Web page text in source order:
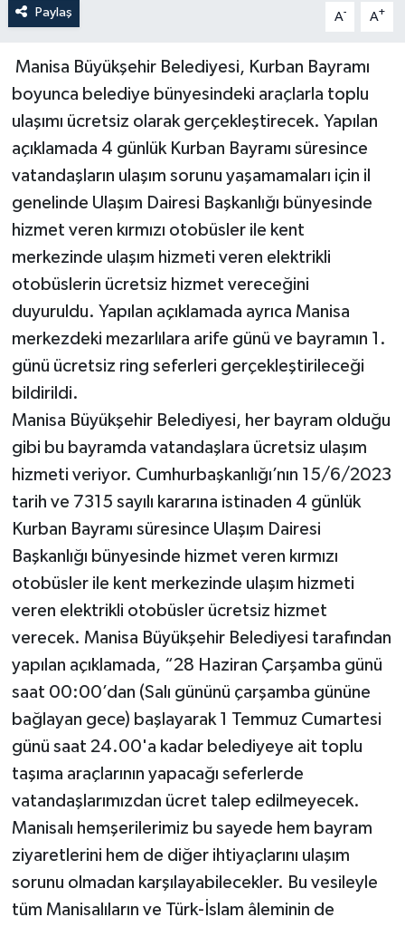
Paylaş A- A+
Manisa Büyükşehir Belediyesi, Kurban Bayramı
boyunca belediye bünyesindeki araçlarla toplu
ulaşımı ücretsiz olarak gerçekleştirecek. Yapılan
açıklamada 4 günlük Kurban Bayramı süresince
vatandaşların ulaşım sorunu yaşamamaları için il
genelinde Ulaşım Dairesi Başkanlığı bünyesinde
hizmet veren kırmızı otobüsler ile kent
merkezinde ulaşım hizmeti veren elektrikli
otobüslerin ücretsiz hizmet vereceğini
duyuruldu. Yapılan açıklamada ayrıca Manisa
merkezdeki mezarlılara arife günü ve bayramın 1.
günü ücretsiz ring seferleri gerçekleştirileceği
bildirildi.
Manisa Büyükşehir Belediyesi, her bayram olduğu
gibi bu bayramda vatandaşlara ücretsiz ulaşım
hizmeti veriyor. Cumhurbaşkanlığı’nın 15/6/2023
tarih ve 7315 sayılı kararına istinaden 4 günlük
Kurban Bayramı süresince Ulaşım Dairesi
Başkanlığı bünyesinde hizmet veren kırmızı
otobüsler ile kent merkezinde ulaşım hizmeti
veren elektrikli otobüsler ücretsiz hizmet
verecek. Manisa Büyükşehir Belediyesi tarafından
yapılan açıklamada, “28 Haziran Çarşamba günü
saat 00:00’dan (Salı gününü çarşamba gününe
bağlayan gece) başlayarak 1 Temmuz Cumartesi
günü saat 24.00'a kadar belediyeye ait toplu
taşıma araçlarının yapacağı seferlerde
vatandaşlarımızdan ücret talep edilmeyecek.
Manisalı hemşerilerimiz bu sayede hem bayram
ziyaretlerini hem de diğer ihtiyaçlarını ulaşım
sorunu olmadan karşılayabilecekler. Bu vesileyle
tüm Manisalıların ve Türk-İslam âleminin de